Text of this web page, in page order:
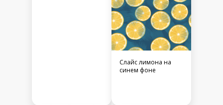
Слайс лимона на
синем фоне